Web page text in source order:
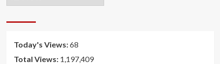
序
Today's Views:68
Total Views: 1,197,409